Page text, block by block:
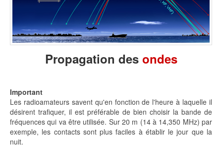
Propagation des ondes
Important
Les radioamateurs savent qu'en fonction de l'heure à laquelle il
désirent trafiquer, il est préférable de bien choisir la bande de
fréquences qui va être utilisée. Sur 20 m (14 à 14,350 MHz) par
exemple, les contacts sont plus faciles à établir le jour que la
nuit.